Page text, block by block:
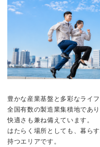
豊かな産業基盤と多彩なライ
全国有数の製造業集積地であ
快適さも兼ね備えています。
はたらく場所としても、暮ら
持つエリアです。